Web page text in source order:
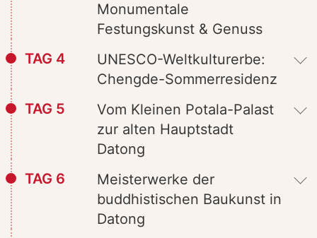
Monumentale
Festungskunst & Genuss
TAG 4
UNESCO-Weltkulturerbe:
Chengde-Sommerresidenz
TAG 5
Vom Kleinen Potala-Palast
zur alten Hauptstadt
Datong
TAG 6
Meisterwerke der
buddhistischen Baukunst in
Datong